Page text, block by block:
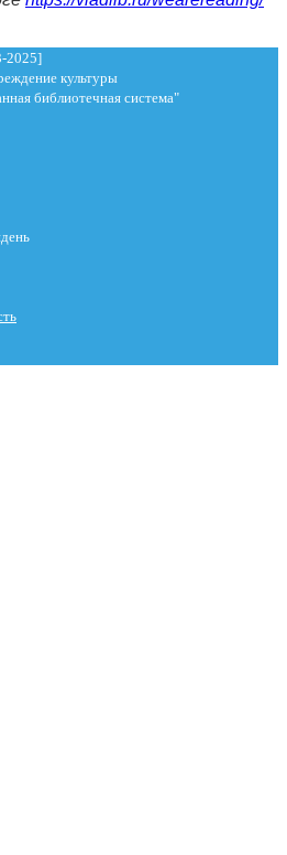
2025]
культуры
библиотечная система"